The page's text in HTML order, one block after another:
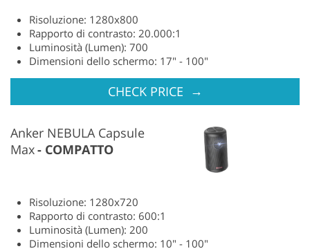
Risoluzione: 1280x800
Rapporto di contrasto: 20.000:1
Luminosità (Lumen): 700
Dimensioni dello schermo: 17" - 100"
CHECK PRICE →
Anker NEBULA Capsule
Max
COMPATTO
Risoluzione: 1280x720
Rapporto di contrasto: 600:1
Luminosità (Lumen): 200
Dimensioni dello schermo: 10" - 100"